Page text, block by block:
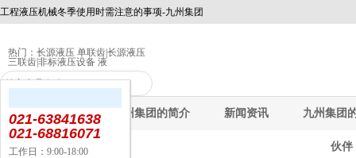
工程液压机械冬季使用时需注意的事项-九州集团
热门： 长源液压 单联齿长源液压
三联齿非标液压设备 液
九州集团 九州集团的简介 新闻资讯 九州集团
伙伴
021-63841638
021-68816071
工作日：9:00-18:00